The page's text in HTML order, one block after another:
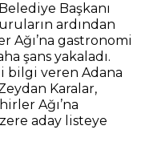
Başkanı
ardından
Ağı’na gastronomi
şans yakaladı.
bilgi veren Adana
Karalar,
Ağı’na
aday listeye